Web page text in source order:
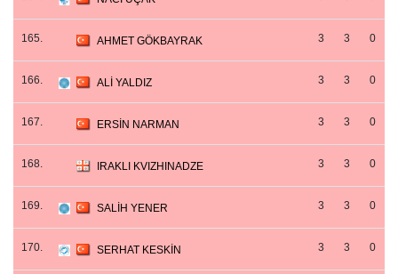
165. AHMET GÖKBAYRAK 3 3 0
166. ALİ YALDIZ 3 3 0
167. ERSİN NARMAN 3 3 0
168. IRAKLI KVIZHINADZE 3 3 0
169. SALİH YENER 3 3 0
170. SERHAT KESKİN 3 3 0